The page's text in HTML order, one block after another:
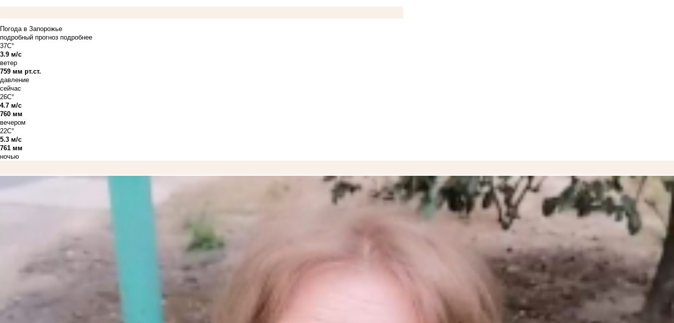
Погода в Запорожье
подробный прогноз подробнее
37C°
3.9 м/с
ветер
759 мм рт.ст.
давление
сейчас
26C°
4.7 м/с
760 мм
вечером
22C°
5.3 м/с
761 мм
ночью